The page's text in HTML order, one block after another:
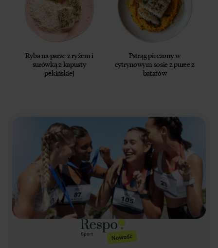
Ryba na parze z ryżem i
surówką z kapusty
pekińskiej
Pstrąg pieczony w
cytrynowym sosie z puree z
batatów